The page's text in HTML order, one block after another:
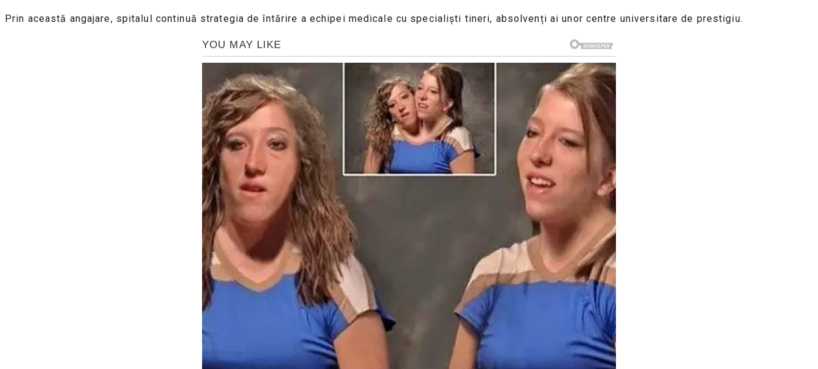
Prin această angajare, spitalul continuă strategia de întărire a echipei medicale cu specialiști tineri, absolvenți ai unor centre universitare de prestigiu.